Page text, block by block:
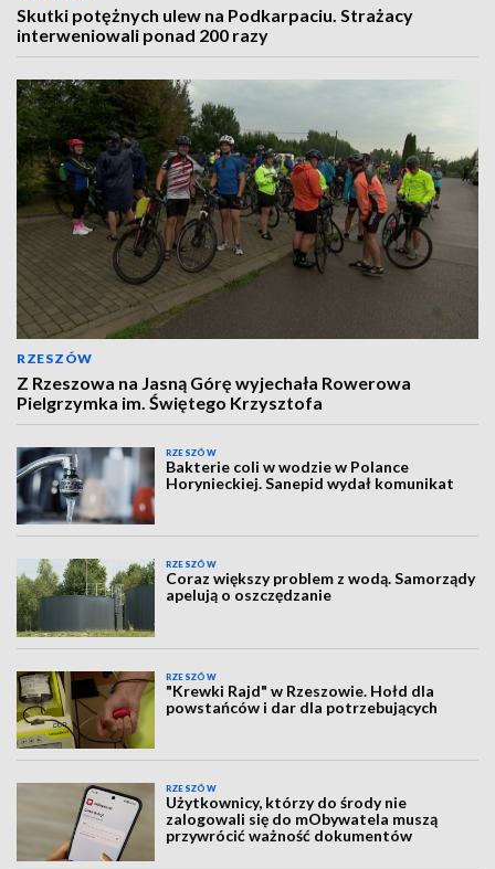
Skutki potężnych ulew na Podkarpaciu. Strażacy
interweniowali ponad 200 razy
RZESZÓW
Z Rzeszowa na Jasną Górę wyjechała Rowerowa
Pielgrzymka im. Świętego Krzysztofa
RZESZÓW
Bakterie coli w wodzie w Polance
Horynieckiej. Sanepid wydał komunikat
RZESZÓW
Coraz większy problem z wodą. Samorządy
apelują o oszczędzanie
RZESZÓW
"Krewki Rajd" w Rzeszowie. Hołd dla
powstańców i dar dla potrzebujących
RZESZÓW
Użytkownicy, którzy do środy nie
zalogowali się do mObywatela muszą
przywrócić ważność dokumentów